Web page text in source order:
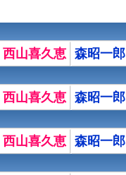
西山喜久恵 森昭一郎
西山喜久恵 森昭一郎
西山喜久恵 森昭一郎